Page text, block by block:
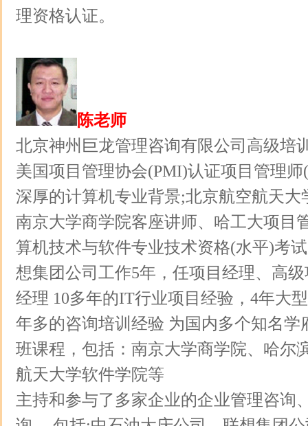
理资格认证。
陈老师
北京神州巨龙管理咨询有限公司高级培
美国项目管理协会(PMI)认证项目管理师
深厚的计算机专业背景;北京航空航天
南京大学商学院客座讲师、哈工大项目
算机技术与软件专业技术资格(水平)考
想集团公司工作5年，任项目经理、高
经理 10多年的IT行业项目经验，4年大
年多的咨询培训经验 为国内多个知名学
班课程，包括：南京大学商学院、哈尔
航天大学软件学院等
主持和参与了多家企业的企业管理咨询